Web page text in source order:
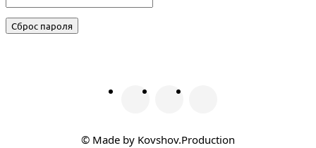
Сброс пароля
© Made by Kovshov.Production